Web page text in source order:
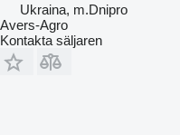
Ukraina, m.Dnipro
Avers-Agro
Kontakta säljaren